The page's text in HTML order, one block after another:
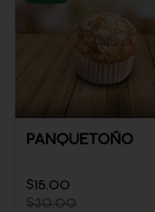
PANQUETOÑO
$15.00
$30.00